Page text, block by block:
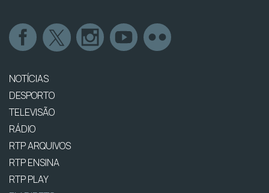
NOTÍCIAS
DESPORTO
TELEVISÃO
RÁDIO
RTP ARQUIVOS
RTP ENSINA
RTP PLAY